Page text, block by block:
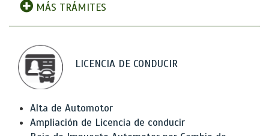
MÁS TRÁMITES
LICENCIA DE CONDUCIR
Alta de Automotor
Ampliación de Licencia de conducir